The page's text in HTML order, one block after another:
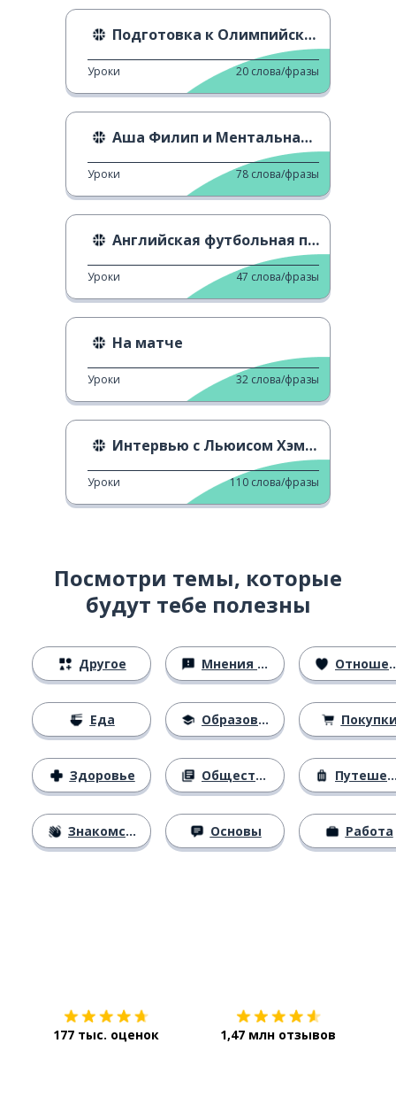
Подготовка к Олимпийским играм в Париже 2024
Уроки 20 слова/фразы
Аша Филип и Ментальная Сила
Уроки 78 слова/фразы
Английская футбольная пресса
Уроки 47 слова/фразы
На матче
Уроки 32 слова/фразы
Интервью с Льюисом Хэмилтоном
Уроки 110 слова/фразы
Посмотри темы, которые
будут тебе полезны
Другое
Еда
Здоровье
Знакомство
Мнения и убеждения
Образование
Общество
Основы
Отношения
Путешествия
Работа
177 тыс. оценок 1,47 млн отзывов